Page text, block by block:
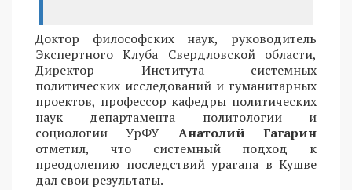
Доктор философских наук, руководитель
Экспертного Клуба Свердловской области,
Директор Института системных
политических исследований и гуманитарных
проектов, профессор кафедры политических
наук департамента политологии и
социологии УрФУ Анатолий Гагарин
отметил, что системный подход к
преодолению последствий урагана в Кушве
дал свои результаты.